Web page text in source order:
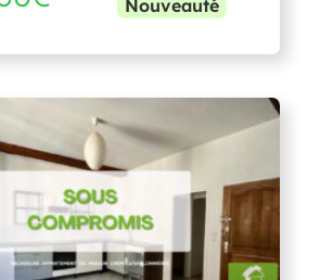
Nouveauté